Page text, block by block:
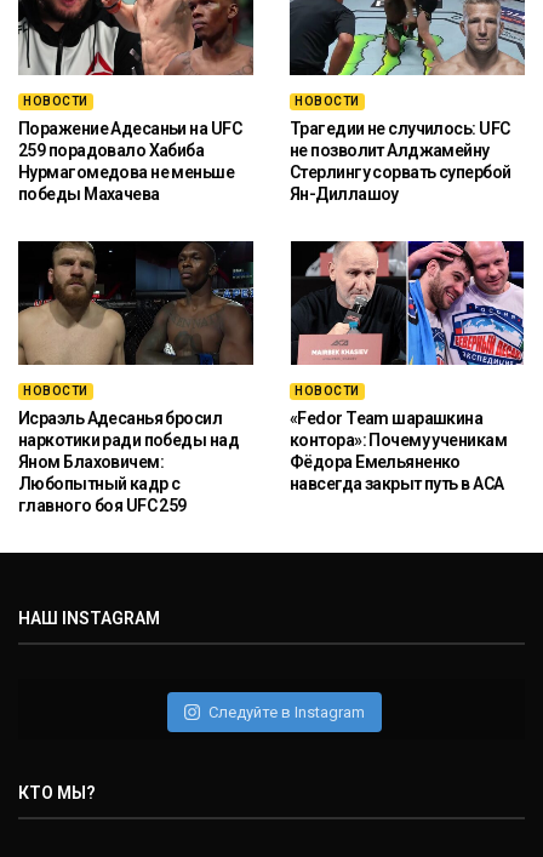
НОВОСТИ
Поражение Адесаньи на UFC
259 порадовало Хабиба
Нурмагомедова не меньше
победы Махачева
НОВОСТИ
Трагедии не случилось: UFC
не позволит Алджамейну
Стерлингу сорвать супербой
Ян-Диллашоу
НОВОСТИ
Исраэль Адесанья бросил
наркотики ради победы над
Яном Блаховичем:
Любопытный кадр с
главного боя UFC 259
НОВОСТИ
«Fedor Team шарашкина
контора»: Почему ученикам
Фёдора Емельяненко
навсегда закрыт путь в ACA
НАШ INSTAGRAM
Следуйте в Instagram
КТО МЫ?